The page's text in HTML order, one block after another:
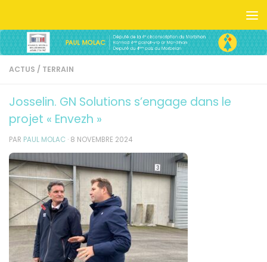
ACTUS / TERRAIN
Josselin. GN Solutions s’engage dans le
projet « Envezh »
PAR PAUL MOLAC · 8 NOVEMBRE 2024